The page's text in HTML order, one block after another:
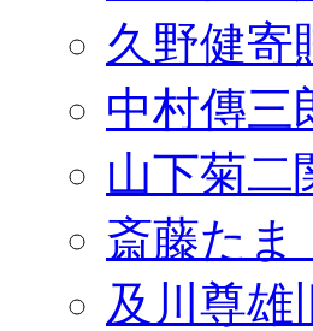
久野健寄
中村傳三
山下菊二
斎藤た
及川尊雄